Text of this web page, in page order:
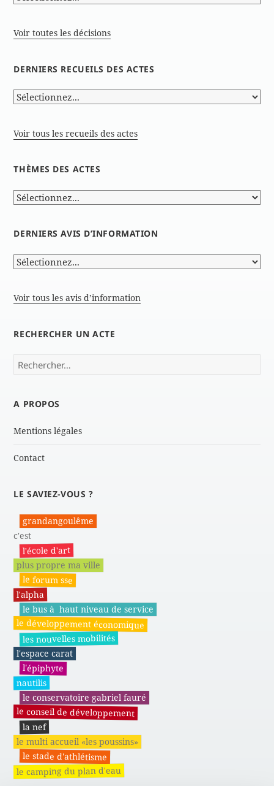
Voir toutes les décisions
DERNIERS RECUEILS DES ACTES
Voir tous les recueils des actes
THÈMES DES ACTES
DERNIERS AVIS D’INFORMATION
Voir tous les avis d’information
RECHERCHER UN ACTE
Rechercher :
A PROPOS
Mentions légales
Contact
LE SAVIEZ-VOUS ?
grandangoulême
c'est
l'école d'art
plus propre ma ville
le forum sse
l'alpha
le bus à haut niveau de service
le développement économique
les nouvelles mobilités
l'espace carat
l'épiphyte
nautilis
le conservatoire gabriel fauré
le conseil de développement
la nef
le multi accueil «les poussins»
le stade d'athlétisme
le camping du plan d'eau